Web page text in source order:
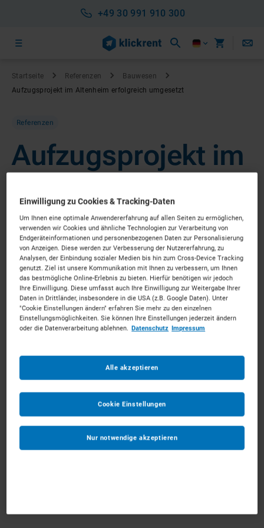
+49 30 991 910 300
Startseite Referenzen
Bauwesen
Aufzugsprojekt im Altenheim erfolgreich umgesetzt
Referenzen
Aufzugsprojekt im
Altenheim
erfolgreich
umgesetzt
Im Rahmen einer Aufzugskernsanierung in
einem Altenheim sorgte klickrent mit
Personen-Bauaufzügen und Etagenpodesten
für eine reibungslose, barrierefreie
Übergangslösung während des laufenden
Einwilligung zu Cookies & Tracking-Daten
Um Ihnen eine optimale Anwendererfahrung auf allen Seiten zu ermöglichen,
verwenden wir Cookies und ähnliche Technologien zur Verarbeitung von
Endgeräteinformationen und personenbezogenen Daten zur Personalisierung
von Anzeigen. Diese werden zur Verbesserung der Nutzererfahrung, zu
Analysen, der Einbindung sozialer Medien bis hin zum Cross-Device Tracking
genutzt. Ziel ist unsere Kommunikation mit Ihnen zu verbessern, um Ihnen
das bestmögliche Online-Erlebnis zu bieten. Hierfür benötigen wir jedoch
Ihre Einwilligung. Diese umfasst auch Ihre Einwilligung zur Weitergabe Ihrer
Daten in Drittländer, insbesondere in die USA (z.B. Google Daten). Unter
"Cookie Einstellungen ändern" erfahren Sie mehr zu den einzelnen
Einstellungsmöglichkeiten. Sie können Ihre Einstellungen jederzeit ändern
oder die Datenverarbeitung ablehnen. Datenschutz Impressum
Nur notwendige akzeptieren
Alle akzeptieren
Cookie Einstellungen